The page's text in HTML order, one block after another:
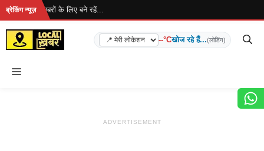
Skip
content
ब्रेकिंग न्यूज़
है... ताज़ा खबरों के लिए बने रहें...
--°Cखोज रहे हैं...(लोडिंग)
Menu
ADVERTISEMENT